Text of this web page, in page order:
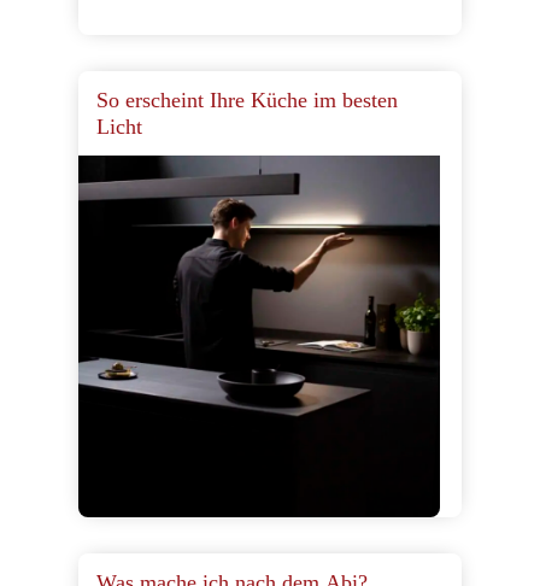
So erscheint Ihre Küche im besten
Licht